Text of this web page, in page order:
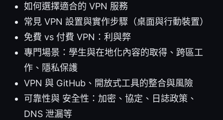
如何選擇適合的 VPN 服務
常見 VPN 設置與實作步驟（桌面與行動裝置）
免費 vs 付費 VPN：利與弊
專門場景：學生與在地化內容的取得、跨區工
作、隱私保護
VPN 與 GitHub、開放式工具的整合與風險
可靠性與 安全性：加密、協定、日誌政策、
DNS 泄漏等